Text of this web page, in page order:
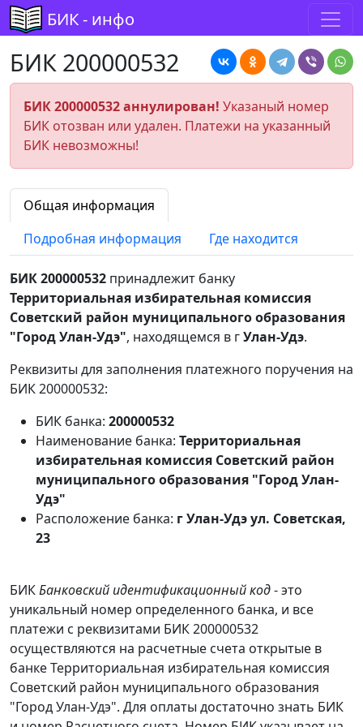
БИК - инфо
БИК 200000532
БИК 200000532 аннулирован! Указаный номер
БИК отозван или удален. Платежи на указанный
БИК невозможны!
Общая информация
Подробная информация
Где находится
БИК 200000532 принадлежит банку
Территориальная избирательная комиссия
Советский район муниципального образования
"Город Улан-Удэ", находящемся в гУлан-Удэ.
Реквизиты для заполнения платежного поручения на
БИК 200000532:
БИК банка: 200000532
Наименование банка: Территориальная
избирательная комиссия Советский район
муниципального образования "Город Улан-
Удэ"
Расположение банка: г Улан-Удэ ул. Советская,
23
БИКБанковский идентификационный код- это
уникальный номер определенного банка, и все
платежи с реквизитами БИК 200000532
осуществляются на расчетные счета открытые в
банке Территориальная избирательная комиссия
Советский район муниципального образования
"Город Улан-Удэ". Для оплаты достаточно знать БИК